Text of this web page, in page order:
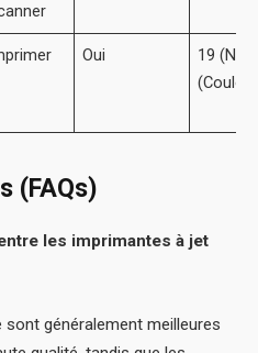
Oui
19
(FAQs)
les imprimantes à jet
sont généralement meilleures